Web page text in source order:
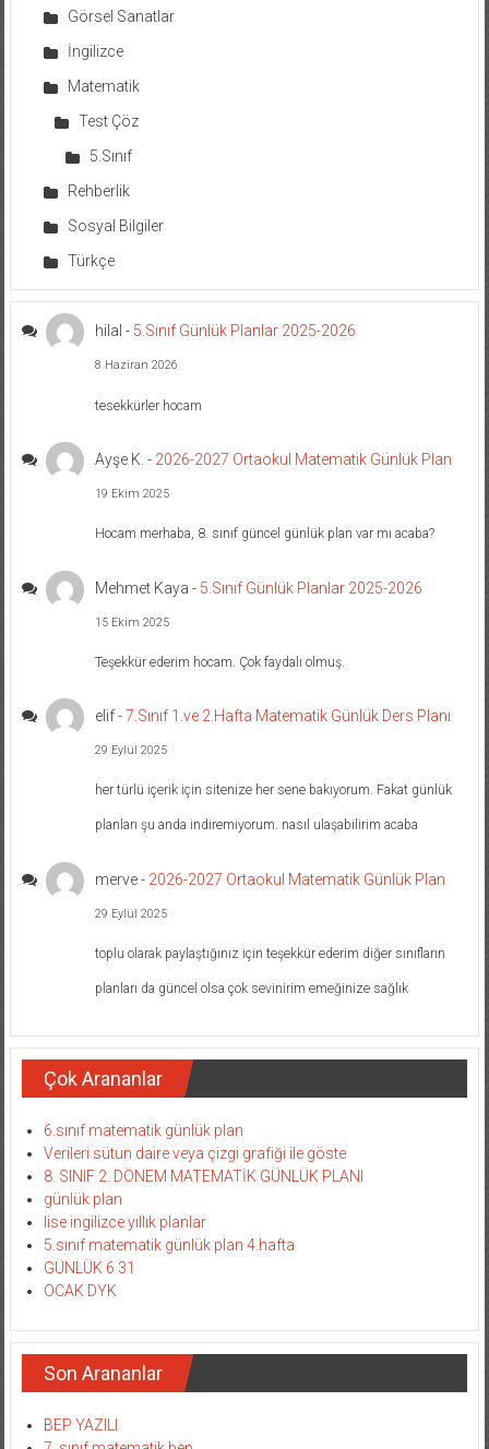
Görsel Sanatlar
İngilizce
Matematik
Test Çöz
5.Sınıf
Rehberlik
Sosyal Bilgiler
Türkçe
hilal - 5.Sınıf Günlük Planlar 2025-2026
8 Haziran 2026
tesekkürler hocam
Ayşe K. - 2026-2027 Ortaokul Matematik Günlük Plan
19 Ekim 2025
Hocam merhaba, 8. sınıf güncel günlük plan var mı acaba?
Mehmet Kaya - 5.Sınıf Günlük Planlar 2025-2026
15 Ekim 2025
Teşekkür ederim hocam. Çok faydalı olmuş.
elif-7.Sınıf 1.ve 2.Hafta Matematik Günlük Ders Planı
29 Eylül 2025
her türlü içerik için sitenize her sene bakıyorum. Fakat günlük
planları şu anda indiremiyorum. nasıl ulaşabilirim acaba
merve- 2026-2027 Ortaokul Matematik Günlük Plan
29 Eylül 2025
toplu olarak paylaştığınız için teşekkür ederim diğer sınıfların
planları da güncel olsa çok sevinirim emeğinize sağlık
Çok Arananlar
6.sınıf matematik günlük plan
Verileri sütun daire veya çizgi grafiği ile göste
8. SINIF 2. DÖNEM MATEMATİK GÜNLÜK PLANI
günlük plan
lise ingilizce yıllık planlar
5.sınıf matematik günlük plan 4.hafta
GÜNLÜK 6 31
OCAK DYK
Son Arananlar
BEP YAZILI